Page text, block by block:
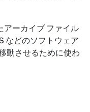
アーカイブ ファイル
などのソフトウェア
動させるために使わ